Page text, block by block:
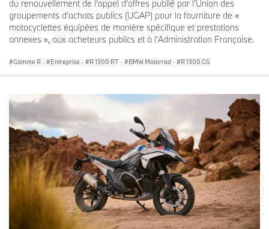
du renouvellement de l’appel d’offres publié par l’Union des
groupements d’achats publics (UGAP) pour la fourniture de «
motocyclettes équipées de manière spécifique et prestations
annexes », aux acheteurs publics et à l’Administration Française.
Gamme R · Entreprise · R 1300 RT · BMW Motorrad · R 1300 GS